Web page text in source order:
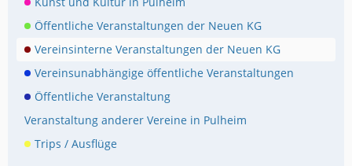
Öffentliche Veranstaltungen der Neuen KG
Vereinsinterne Veranstaltungen der Neuen KG
Vereinsunabhängige öffentliche Veranstaltungen
Öffentliche Veranstaltung
Veranstaltung anderer Vereine in Pulheim
Trips / Ausflüge